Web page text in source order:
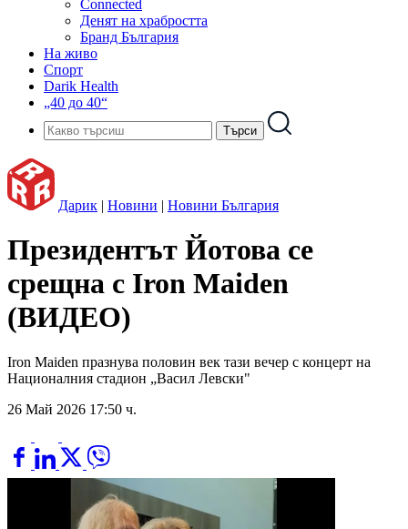
Connected
Денят на храбростта
Бранд България
На живо
Спорт
Darik Health
„40 до 40“
Дарик | Новини | Новини България
Президентът Йотова се
срещна с Iron Maiden
(ВИДЕО)
Iron Maiden празнува половин век тази вечер с концерт на
Националния стадион „Васил Левски"
26 Май 2026 17:50 ч.